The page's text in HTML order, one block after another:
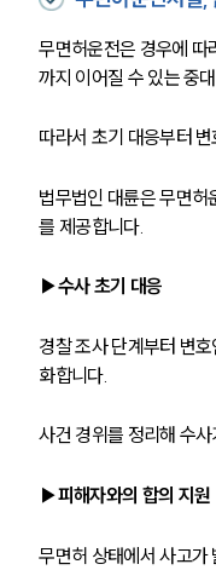
무면허운전은 경우에 따
까지 이어질 수 있는 중
따라서 초기 대응부터
법무법인 대륜은 무면허
를 제공합니다.
▶수사 초기 대응
경찰 조사 단계부터 변
화합니다.
사건 경위를 정리해 수
▶피해자와의 합의 지원
무면허 상태에서 사고가